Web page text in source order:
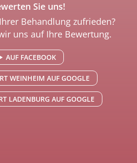
Sie uns!
Behandlung zufrieden?
uns auf Ihre Bewertung.
AUF FACEBOOK
WEINHEIM AUF GOOGLE
LADENBURG AUF GOOGLE